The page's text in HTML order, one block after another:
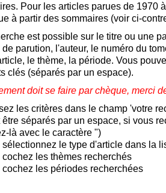
Pour les articles parues de 1970
à partir des sommaires (voir ci-
est possible sur le titre ou une
de parution, l'auteur, le numéro du
le thème, la période. Vous
clés (séparés par un espace).
doit se faire par chèque, merci
les critères dans le champ 'votre
séparés par un espace, si vous
là avec le caractère ")
sélectionnez le type d'article dans la
cochez les thèmes recherchés
cochez les périodes recherchées